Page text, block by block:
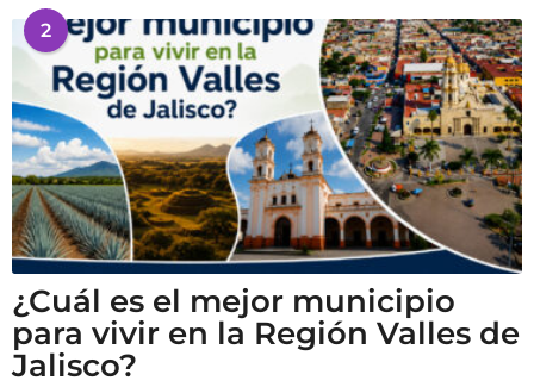
2
¿Cuál es el mejor municipio
para vivir en la Región Valles de
Jalisco?